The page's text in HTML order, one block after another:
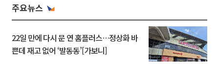
주요뉴스
22일 만에 다시 문 연 홈플러스…정상화 바
쁜데 재고 없어 ‘발동동’[가보니]